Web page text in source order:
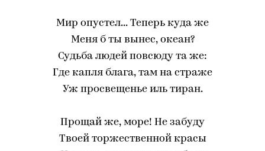
Мир опустел... Теперь куда же
Меня б ты вынес, океан?
Судьба людей повсюду та же:
Где капля блага, там на страже
Уж просвещенье иль тиран.
Прощай же, море! Не забуду
Твоей торжественной красы